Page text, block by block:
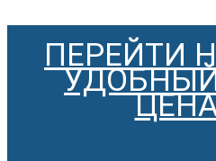
ПЕРЕЙТИ